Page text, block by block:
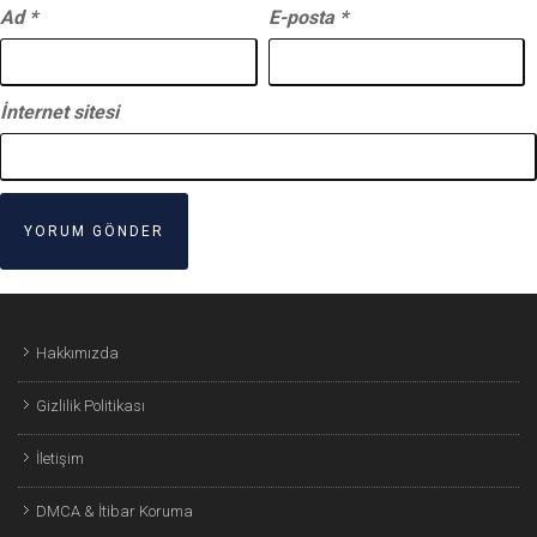
Ad * E-posta *
İnternet sitesi
Hakkımızda
Gizlilik Politikası
İletişim
DMCA & İtibar Koruma